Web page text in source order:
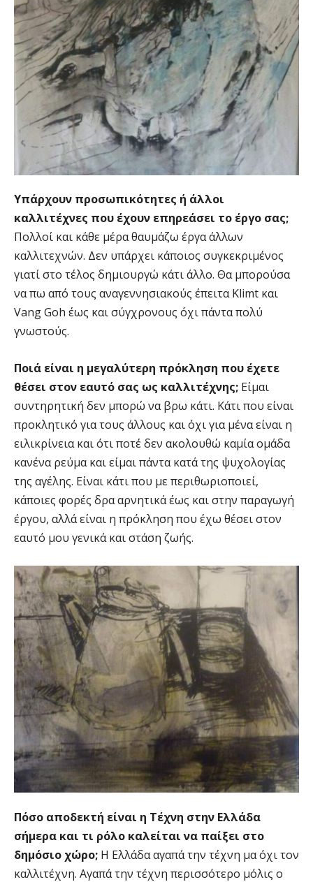
Υπάρχουν προσωπικότητες ή άλλοι
καλλιτέχνες που έχουν επηρεάσει το έργο σας;
Πολλοί και κάθε μέρα θαυμάζω έργα άλλων
καλλιτεχνών. Δεν υπάρχει κάποιος συγκεκριμένος
γιατί στο τέλος δημιουργώ κάτι άλλο. Θα μπορούσα
να πω από τους αναγεννησιακούς έπειτα Klimt και
Vang Goh έως και σύγχρονους όχι πάντα πολύ
γνωστούς.
Ποιά είναι η μεγαλύτερη πρόκληση που έχετε
θέσει στον εαυτό σας ως καλλιτέχνης; Είμαι
συντηρητική δεν μπορώ να βρω κάτι. Κάτι που είναι
προκλητικό για τους άλλους και όχι για μένα είναι η
ειλικρίνεια και ότι ποτέ δεν ακολουθώ καμία ομάδα
κανένα ρεύμα και είμαι πάντα κατά της ψυχολογίας
της αγέλης. Είναι κάτι που με περιθωριοποιεί,
κάποιες φορές δρα αρνητικά έως και στην παραγωγή
έργου, αλλά είναι η πρόκληση που έχω θέσει στον
εαυτό μου γενικά και στάση ζωής.
Πόσο αποδεκτή είναι η Τέχνη στην Ελλάδα
σήμερα και τι ρόλο καλείται να παίξει στο
δημόσιο χώρο; Η Ελλάδα αγαπά την τέχνη μα όχι τον
καλλιτέχνη. Αγαπά την τέχνη περισσότερο μόλις ο